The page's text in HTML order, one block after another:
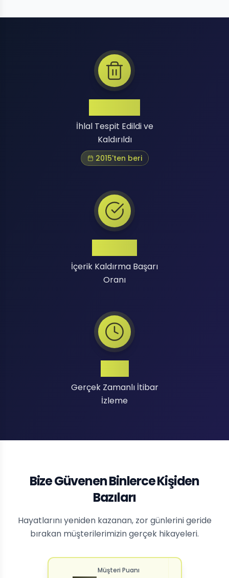
İhlal Tespit Edildi ve
Kaldırıldı
2015'ten beri
İçerik Kaldırma Başarı
Oranı
Gerçek Zamanlı İtibar
İzleme
Bize Güvenen Binlerce Kişiden
Bazıları
Hayatlarını yeniden kazanan, zor günlerini geride
bırakan müşterilerimizin gerçek hikayeleri.
Müşteri Puanı